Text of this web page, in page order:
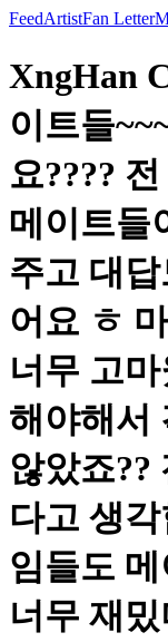
FeedArtistFan Letter
XngHan
이트들
요????
메이트들
주고 대
어요 ㅎ
너무 고
해야해서
않았죠??
다고 생
임들도
너무 재